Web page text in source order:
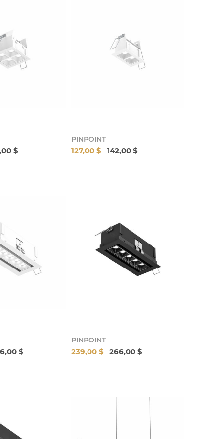
$
PINPOINT
127,00 $ 142,00 $
$
PINPOINT
239,00 $ 266,00 $